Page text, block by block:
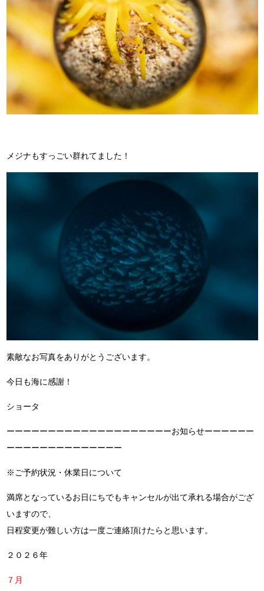
メジナもすっごい群れてました！
素敵なお写真をありがとうございます。
今日も海に感謝！
ショータ
ーーーーーーーーーーーーーーーーーーーーお知らせーーーーーー
ーーーーーーーーーーーーーー
※ご予約状況・休業日について
満席となっているお日にちでもキャンセルが出て承れる場合がござ
いますので、
日程変更が難しい方は一度ご連絡頂けたらと思います。
２０２６年
７月